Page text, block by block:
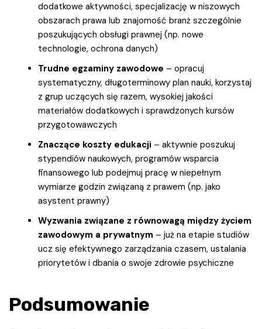
dodatkowe aktywności, specjalizację w niszowych
obszarach prawa lub znajomość branż szczególnie
poszukujących obsługi prawnej (np. nowe
technologie, ochrona danych)
Trudne egzaminy zawodowe – opracuj
systematyczny, długoterminowy plan nauki, korzystaj
z grup uczących się razem, wysokiej jakości
materiałów dodatkowych i sprawdzonych kursów
przygotowawczych
Znaczące koszty edukacji – aktywnie poszukuj
stypendiów naukowych, programów wsparcia
finansowego lub podejmuj pracę w niepełnym
wymiarze godzin związaną z prawem (np. jako
asystent prawny)
Wyzwania związane z równowagą między życiem
zawodowym a prywatnym – już na etapie studiów
ucz się efektywnego zarządzania czasem, ustalania
priorytetów i dbania o swoje zdrowie psychiczne
Podsumowanie